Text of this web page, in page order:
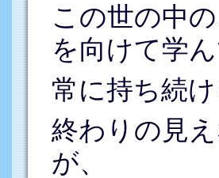
この世の中
を向けて学
常に持ち続
終わりの見
が、